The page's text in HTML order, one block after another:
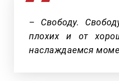
– Свободу.
плохих и от
наслаждаемся